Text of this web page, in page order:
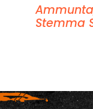
Ammunta
Stemma